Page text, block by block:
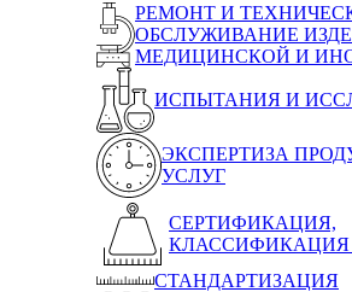
РЕМОНТ И
ОБСЛУЖИВАНИЕ
МЕДИЦИНСКОЙ И
ИСПЫТАНИЯ И
ЭКСПЕРТИЗА
УСЛУГ
СЕРТИФИКАЦИЯ,
КЛАССИФИКАЦИЯ
СТАНДАРТИЗАЦИЯ